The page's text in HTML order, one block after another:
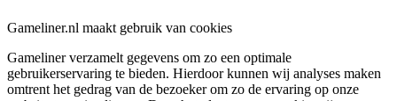
Gameliner.nl maakt gebruik van cookies
Gameliner verzamelt gegevens om zo een optimale
gebruikerservaring te bieden. Hierdoor kunnen wij analyses maken
omtrent het gedrag van de bezoeker om zo de ervaring op onze